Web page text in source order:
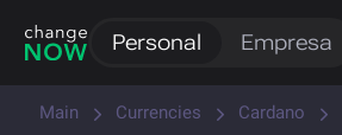
Personal Empresa
Main Currencies Cardano